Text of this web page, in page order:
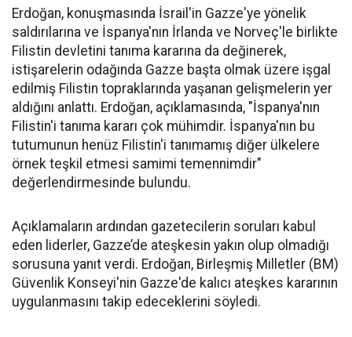
Erdoğan, konuşmasında İsrail'in Gazze'ye yönelik
saldırılarına ve İspanya'nın İrlanda ve Norveç'le birlikte
Filistin devletini tanıma kararına da değinerek,
istişarelerin odağında Gazze başta olmak üzere işgal
edilmiş Filistin topraklarında yaşanan gelişmelerin yer
aldığını anlattı. Erdoğan, açıklamasında, "İspanya'nın
Filistin'i tanıma kararı çok mühimdir. İspanya'nın bu
tutumunun henüz Filistin'i tanımamış diğer ülkelere
örnek teşkil etmesi samimi temennimdir"
değerlendirmesinde bulundu.
Açıklamaların ardından gazetecilerin soruları kabul
eden liderler, Gazze’de ateşkesin yakın olup olmadığı
sorusuna yanıt verdi. Erdoğan, Birleşmiş Milletler (BM)
Güvenlik Konseyi'nin Gazze'de kalıcı ateşkes kararının
uygulanmasını takip edeceklerini söyledi.